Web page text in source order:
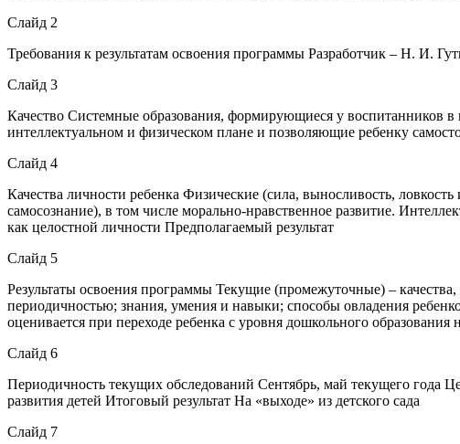
Слайд 2
Требования к результатам освоения программы Разработчик – Н. И.
Слайд 3
Качество Системные образования, формирующиеся у воспитанников
интеллектуальном и физическом плане и позволяющие ребенку
Слайд 4
Качества личности ребенка Физические (сила, выносливость,
самосознание), в том числе морально-нравственное развитие.
как целостной личности Предполагаемый результат
Слайд 5
Результаты освоения программы Текущие (промежуточные) –
периодичностью; знания, умения и навыки; способы овладения
оценивается при переходе ребенка с уровня дошкольного образования
Слайд 6
Периодичность текущих обследований Сентябрь, май текущего года
развития детей Итоговый результат На «выходе» из детского сада
Слайд 7